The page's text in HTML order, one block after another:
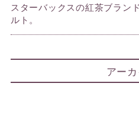
スターバックスの紅茶ブラン
ルト。
アー